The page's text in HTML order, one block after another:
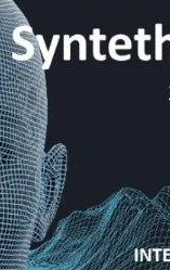
Oltre le Big Tech
Workshop a